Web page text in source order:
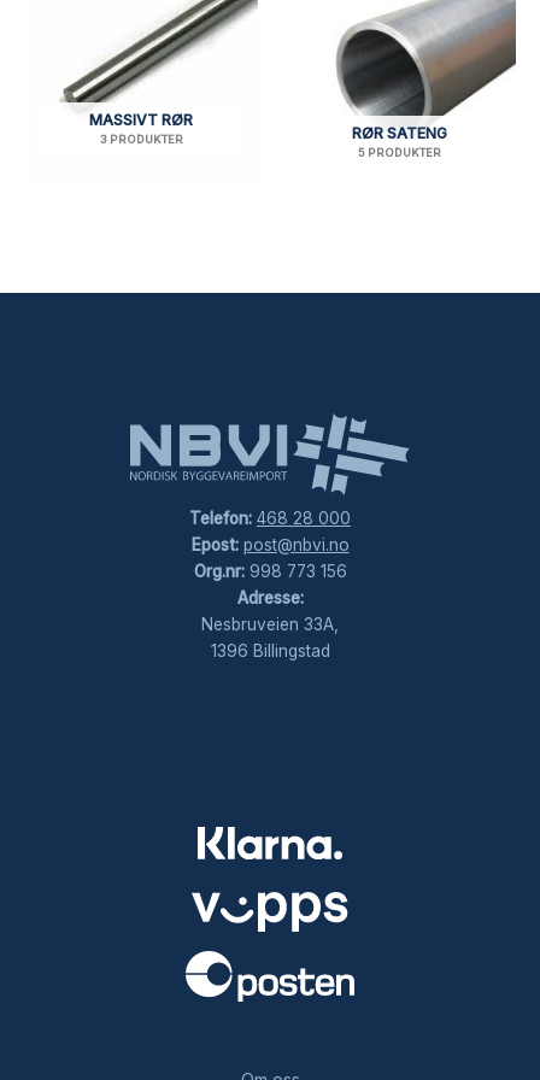
MASSIVT RØR
3 PRODUKTER RØR SATENG
5 PRODUKTER
Telefon: 468 28 000
Epost: post@nbvi.no
Org.nr:998 773 156
Adresse:
Nesbruveien 33A,
1396 Billingstad